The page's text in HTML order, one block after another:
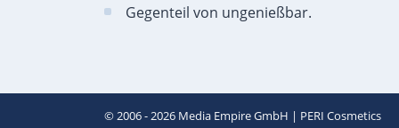
Gegenteil von ungenießbar.
© 2006 - 2026 Media Empire GmbH | PERI Cosmetics